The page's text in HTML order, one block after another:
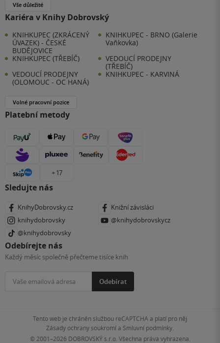
Vše důležité
Kariéra v Knihy Dobrovský
KNIHKUPEC (ZKRÁCENÝ
ÚVAZEK) - ČESKÉ
BUDĚJOVICE
KNIHKUPEC - BRNO (Galerie
Vaňkovka)
KNIHKUPEC (TŘEBÍČ)
VEDOUCÍ PRODEJNY
(TŘEBÍČ)
VEDOUCÍ PRODEJNY
(OLOMOUC - OC HANÁ)
KNIHKUPEC - KARVINÁ
Volné pracovní pozice
Platební metody
+ 17
Sledujte nás
KnihyDobrovsky.cz
Knižní závisláci
knihydobrovsky
@knihydobrovskycz
@knihydobrovsky
Odebírejte nás
Každý měsíc společně přečteme tisíce knih
Odebírat
Tento web je chráněn službou reCAPTCHA a platí pro něj
Zásady ochrany soukromía Smluvní podmínky
© 2001–2026 DOBROVSKÝ s.r.o. Všechna práva vyhrazena.